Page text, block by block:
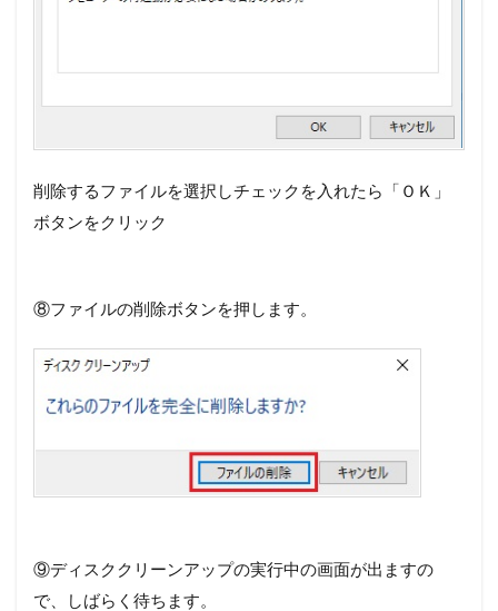
削除するファイルを選択しチェックを入れたら「ＯＫ」
ボタンをクリック
⑧ファイルの削除ボタンを押します。
⑨ディスククリーンアップの実行中の画面が出ますの
で、しばらく待ちます。